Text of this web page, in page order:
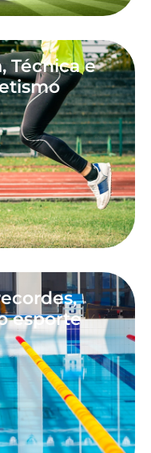
Técnica e
esporte